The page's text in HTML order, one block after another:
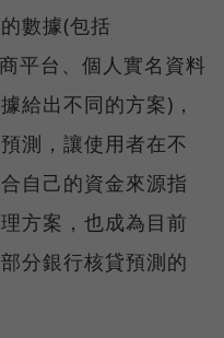
數據(包括
平台、個人實名資料
給出不同的方案)，
測，讓使用者在不
自己的資金來源指
方案，也成為目前
分銀行核貸預測的